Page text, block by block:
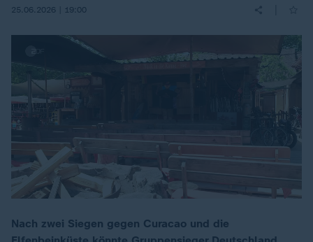
25.06.2026 | 19:00
Nach zwei Siegen gegen Curacao und die